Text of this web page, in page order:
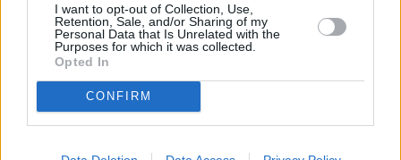
I want to opt-out of Collection, Use,
Retention, Sale, and/or Sharing of my
Personal Data that Is Unrelated with the
Purposes for which it was collected.
Opted In
CONFIRM